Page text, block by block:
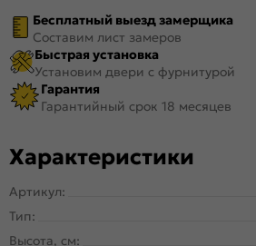
Бесплатный выезд замерщика
Составим лист замеров
Быстрая установка
Установим двери с фурнитурой
Гарантия
Гарантийный срок 18 месяцев
Характеристики
Артикул:
Тип:
Высота, см: